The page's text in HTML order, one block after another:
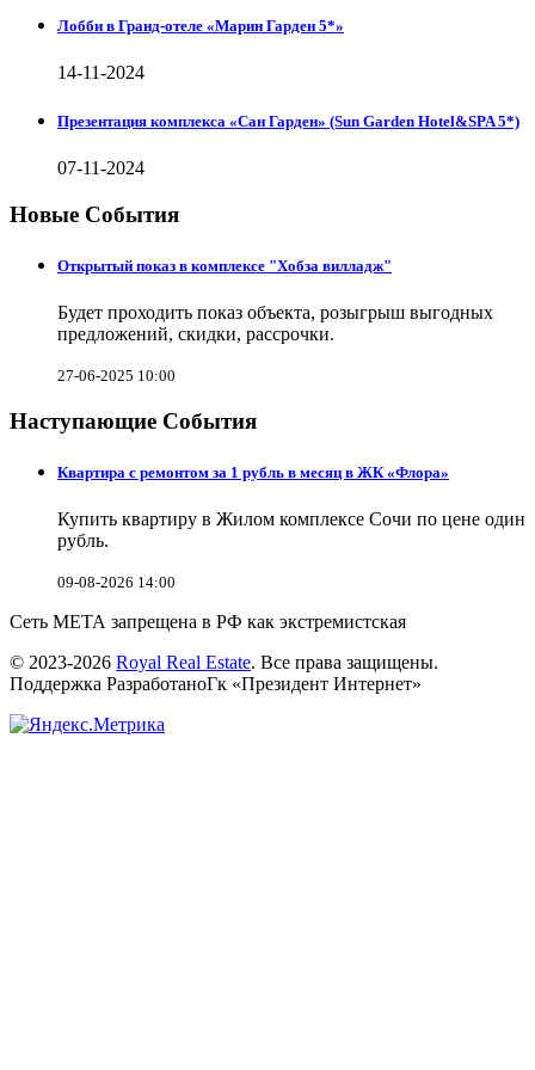
Лобби в Гранд-отеле «Марин Гарден 5*»
14-11-2024
Презентация комплекса «Сан Гарден» (Sun Garden Hotel&SPA 5*)
07-11-2024
Новые События
Открытый показ в комплексе "Хобза вилладж"
Будет проходить показ объекта, розыгрыш выгодных
предложений, скидки, рассрочки.
27-06-2025 10:00
Наступающие События
Квартира с ремонтом за 1 рубль в месяц в ЖК «Флора»
Купить квартиру в Жилом комплексе Сочи по цене один
рубль.
09-08-2026 14:00
Сеть МЕТА запрещена в РФ как экстремистская
© 2023-2026 Royal Real Estate. Все права защищены.
Поддержка РазработаноГк «Президент Интернет»